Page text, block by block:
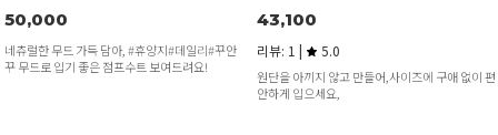
50,000
네츄럴한 무드 가득 담아, #휴양지#데일리#꾸안
꾸 무드로 입기 좋은 점프수트 보여드려요!
43,100
리뷰: 1 | 5.0
원단을 아끼지 않고 만들어,사이즈에 구애 없이 편
안하게 입으세요,